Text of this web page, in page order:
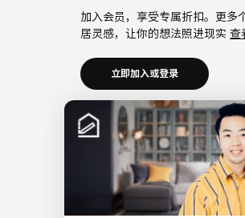
加入会员，享受专属折扣。更多
居灵感，让你的想法照进现实 查
立即加入或登录
加入宜家企业会员
加入企业会员，享受会员6大权
折扣。助力中小微企业共同成长